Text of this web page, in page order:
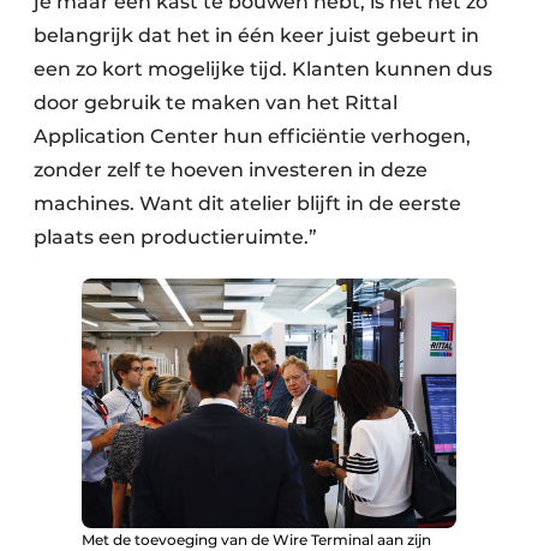
belangrijk dat het in één keer juist gebeurt in
een zo kort mogelijke tijd. Klanten kunnen dus
door gebruik te maken van het Rittal
Application Center hun efficiëntie verhogen,
zonder zelf te hoeven investeren in deze
machines. Want dit atelier blijft in de eerste
plaats een productieruimte.”
Met de toevoeging van de Wire Terminal aan zijn